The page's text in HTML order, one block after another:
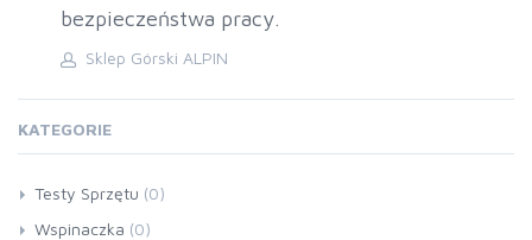
bezpieczeństwa pracy.
Sklep Górski ALPIN
KATEGORIE
Testy Sprzętu (0)
Wspinaczka (0)